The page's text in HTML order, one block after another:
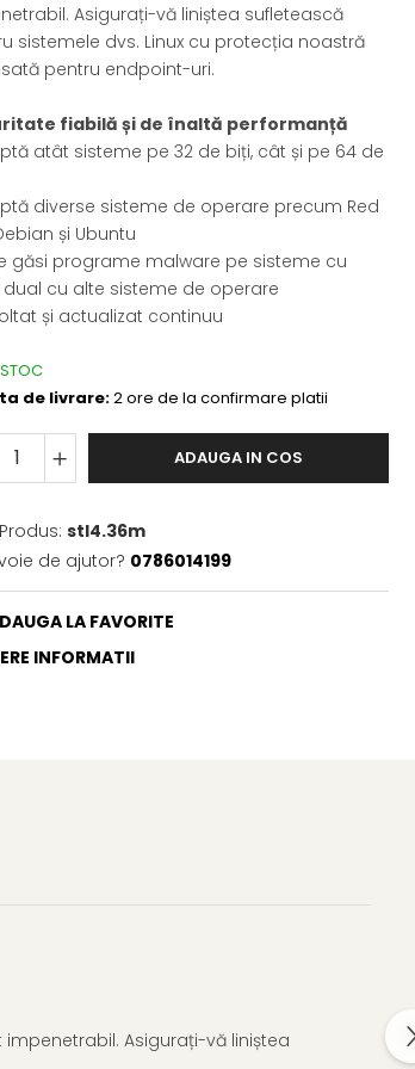
Asigurați-vă liniștea sufletească
sistemele dvs. Linux cu protecția noastră
pentru endpoint-uri.
fiabilă și de înaltă performanță
atât sisteme pe 32 de biți, cât și pe 64 de
diverse sisteme de operare precum Red
și Ubuntu
găsi programe malware pe sisteme cu
cu alte sisteme de operare
și actualizat continuu
de livrare:2 ore de la confirmare platii
ADAUGA IN COS
stl4.36m
de ajutor? 0786014199
LA FAVORITE
INFORMATII
Asigurați-vă liniștea